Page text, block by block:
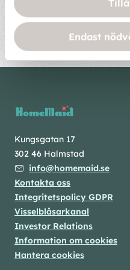
Endast
ansvar med miljöfrågor
projekt som har positiva
samhällsklimatet.
Kungsgatan 17
302 46 Halmstad
info@homemaid.se
Kontakta oss
Integritetspolicy GDPR
Visselblåsarkanal
Investor Relations
Information om cookies
Hantera cookies